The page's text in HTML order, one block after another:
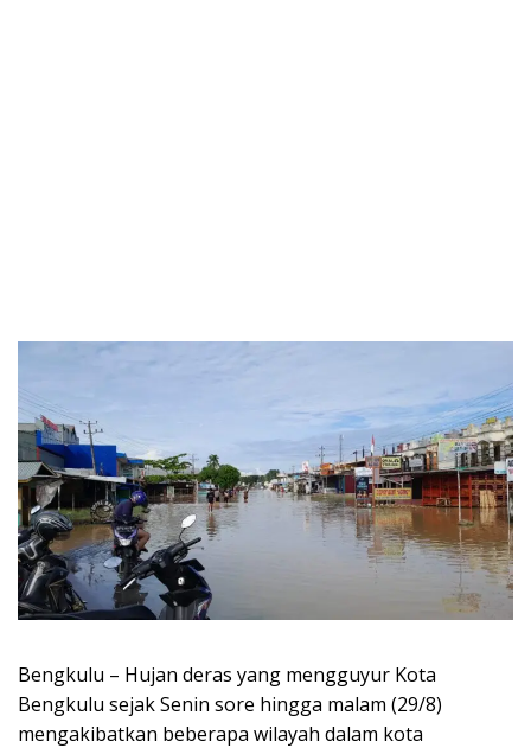
Bengkulu – Hujan deras yang mengguyur Kota
Bengkulu sejak Senin sore hingga malam (29/8)
mengakibatkan beberapa wilayah dalam kota